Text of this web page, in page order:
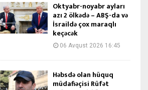
Oktyabr-noyabr ayları
azı 2 ölkədə – ABŞ-da və
İsraildə çox maraqlı
keçəcək
06 Avqust 2026 16:45
Həbsdə olan hüquq
müdafiəçisi Rüfət